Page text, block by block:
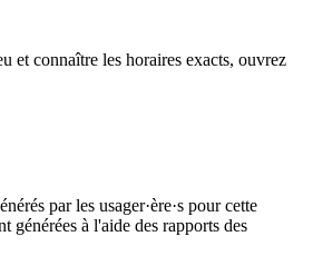
et connaître les horaires exacts, ouvrez
par les usager·ère·s pour cette
générées à l'aide des rapports des